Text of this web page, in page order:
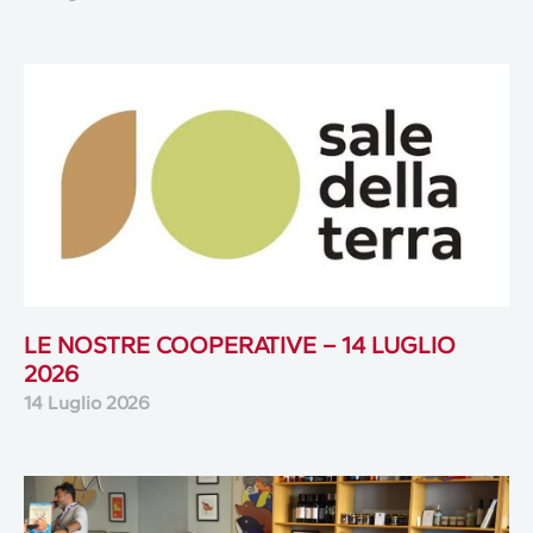
LE NOSTRE COOPERATIVE – 14 LUGLIO
2026
14 Luglio 2026